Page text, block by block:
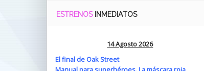
ESTRENOS INMEDIATOS
14 Agosto 2026
El final de Oak Street